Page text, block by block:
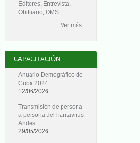
Editores, Entrevista,
Obituario, OMS
Ver más...
CAPACITACIÓN
Anuario Demográfico de
Cuba 2024
12/06/2026
Transmisión de persona
a persona del hantavirus
Andes
29/05/2026